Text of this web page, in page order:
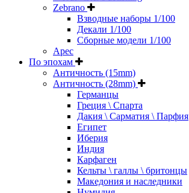
Zebrano
Взводные наборы 1/100
Декали 1/100
Сборные модели 1/100
Арес
По эпохам
Античность (15mm)
Античность (28mm)
Германцы
Греция \ Спарта
Дакия \ Сарматия \ Парфия
Египет
Иберия
Индия
Карфаген
Кельты \ галлы \ бритонцы
Македония и наследники